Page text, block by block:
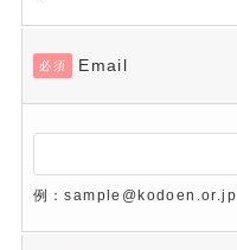
必須 Email
例：sample@kodoen.or.jp